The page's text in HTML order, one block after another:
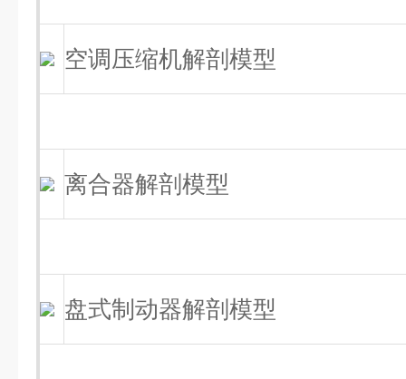
空调压缩机解剖模型
离合器解剖模型
盘式制动器解剖模型